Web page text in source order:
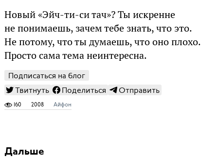
Новый «Эйч-ти-си тач»? Ты искренне
не понимаешь, зачем тебе знать, что это.
Не потому, что ты думаешь, что оно плохо.
Просто сама тема неинтересна.
Подписаться на блог
Твитнуть
Поделиться Отправить
160 2008 Айфон
Дальше